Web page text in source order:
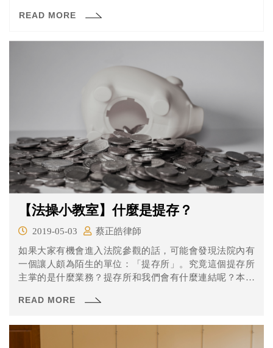
READ MORE
【法操小教室】什麼是提存？
2019-05-03
蔡正皓律師
如果大家有機會進入法院參觀的話，可能會發現法院內有
一個讓人頗為陌生的單位：「提存所」。究竟這個提存所
主掌的是什麼業務？提存所和我們會有什麼連結呢？本文
READ MORE